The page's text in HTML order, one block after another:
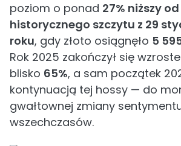
poziom o ponad 27% niższy od
historycznego szczytu z 29
roku, gdy złoto osiągnęło 5
Rok 2025 zakończył się
blisko 65%, a sam początek
kontynuacją tej hossy — do
gwałtownej zmiany
wszechczasów.